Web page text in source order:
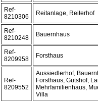
Ref-
8210306
Reitanlage, Reiterhof
Ref-
8210248
Bauernhaus
Ref-
8209958
Forsthaus
Ref-
8209552
Aussiedlerhof,
Forsthaus, Gutshof,
Mehrfamilienhaus,
Villa